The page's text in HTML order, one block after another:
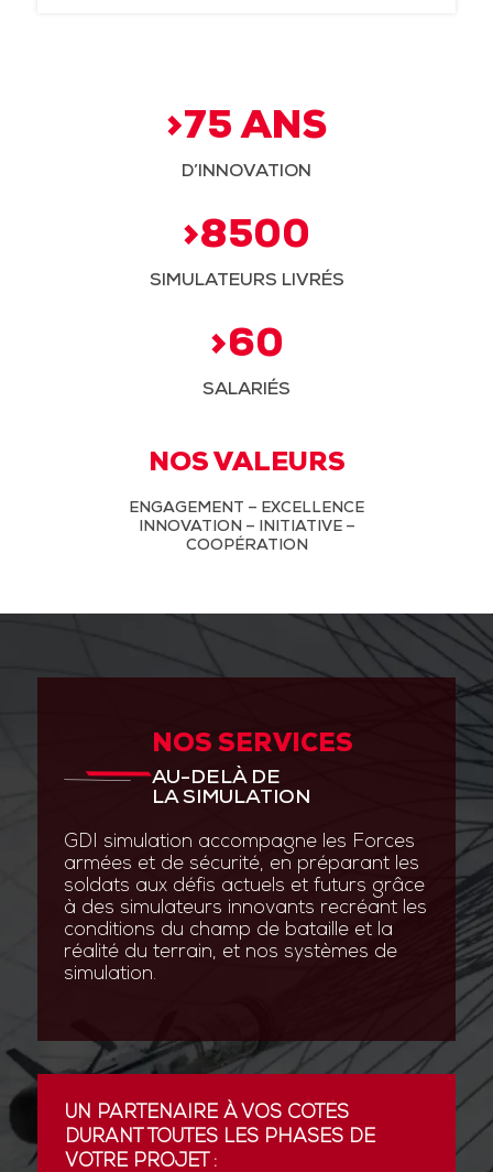
>75 ANS
D’INNOVATION
>8500
SIMULATEURS LIVRÉS
>60
SALARIÉS
NOS VALEURS
ENGAGEMENT – EXCELLENCE
INNOVATION – INITIATIVE –
COOPÉRATION
NOS SERVICES
AU-DELÀ DE
LA SIMULATION
GDI simulation accompagne les Forces
armées et de sécurité, en préparant les
soldats aux défis actuels et futurs grâce
à des simulateurs innovants recréant les
conditions du champ de bataille et la
réalité du terrain, et nos systèmes de
simulation.
UN PARTENAIRE À VOS CÔTÉS
DURANT TOUTES LES PHASES DE
VOTRE PROJET :